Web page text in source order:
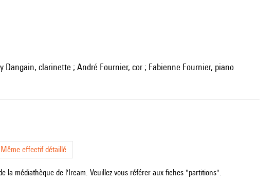
Dangain, clarinette ; André Fournier, cor ; Fabienne Fournier, piano
Même effectif détaillé
la médiathèque de l'Ircam. Veuillez vous référer aux fiches "partitions".